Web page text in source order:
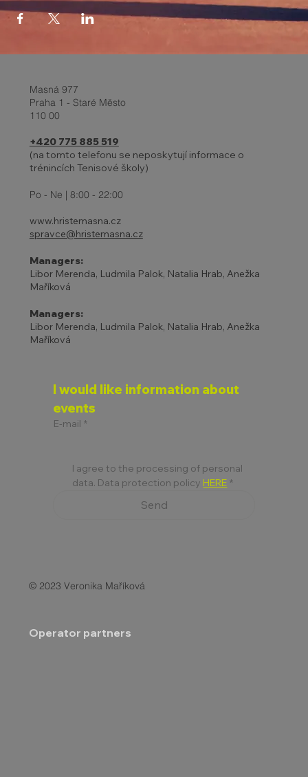
Masná 977
Praha 1 - Staré Město
110 00
+420 775 885 519
(na tomto telefonu se neposkytují informace o
trénincích Tenisové školy)
Po - Ne | 8:00 - 22:00
www.hristemasna.cz
spravce@hristemasna.cz
Managers:
Libor Merenda, Ludmila Palok, Natalia Hrab, Anežka
Maříková
Managers:
Libor Merenda, Ludmila Palok, Natalia Hrab, Anežka
Maříková
I would like information about
events
E-mail *
I agree to the processing of personal
data. Data protection policy HERE *
Send
© 2023 Veronika Maříková
Operator partners